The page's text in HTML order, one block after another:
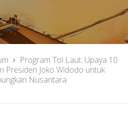
Program Tol Laut: Upaya 10
Presiden Joko Widodo untuk
Nusantara